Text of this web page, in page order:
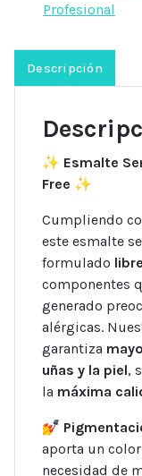
Profesional
Descripción
✨ Esmalte
Free ✨
Cumpliendo
este esmalte
formulado
componentes
generado
alérgicas.
garantiza
uñas y la piel,
la máxima
💅
aporta un
necesidad de